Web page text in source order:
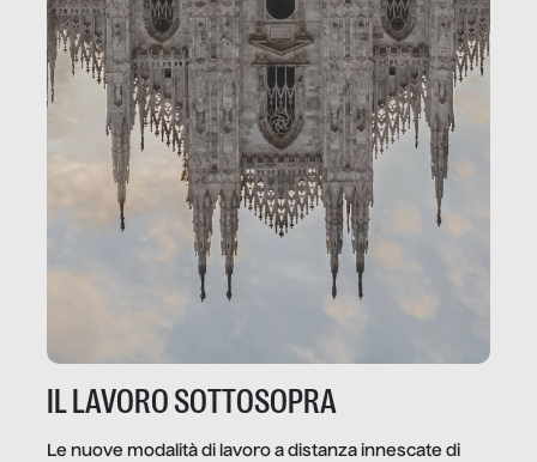
IL LAVORO SOTTOSOPRA
Le nuove modalità di lavoro a distanza innescate di